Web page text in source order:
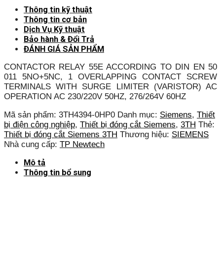
Thông tin kỹ thuật
Thông tin cơ bản
Dịch Vụ Kỹ thuật
Bảo hành & Đổi Trả
ĐÁNH GIÁ SẢN PHẨM
CONTACTOR RELAY 55E ACCORDING TO DIN EN 50
011 5NO+5NC, 1 OVERLAPPING CONTACT SCREW
TERMINALS WITH SURGE LIMITER (VARISTOR) AC
OPERATION AC 230/220V 50HZ, 276/264V 60HZ
Mã sản phẩm: 3TH4394-0HP0 Danh mục: Siemens, Thiết
bị điện công nghiệp, Thiết bị đóng cắt Siemens, 3TH Thẻ:
Thiết bị đóng cắt Siemens 3TH Thương hiệu: SIEMENS
Nhà cung cấp: TP Newtech
Mô tả
Thông tin bổ sung